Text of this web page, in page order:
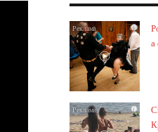
i
а
i